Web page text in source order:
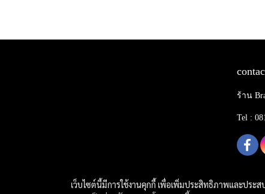
ร้าน
Tel :
เว็บไซต์นี้มีการใช้งานคุกกี้ เพื่อเพิ่มประสิทธิภาพและประ